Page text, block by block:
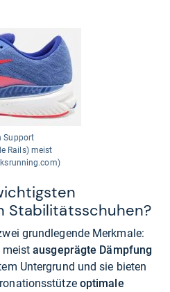
Support
Rails) meist
Stabilitätsschuhen?
grundlegende Merkmale:
meistausgeprägte Dämpfung
Untergrund und sie bieten
optimale